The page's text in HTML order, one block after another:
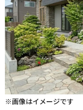
※画像はイメージです